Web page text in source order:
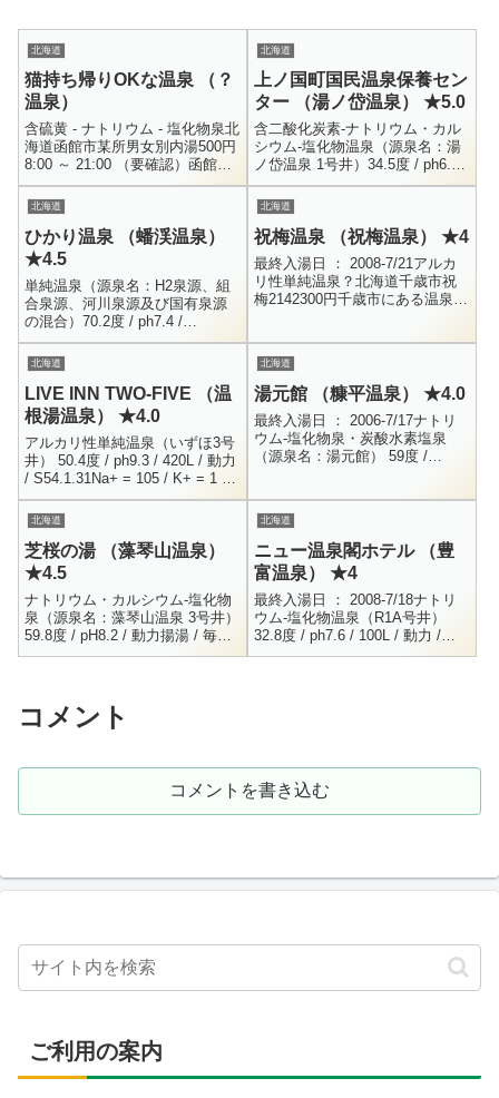
北海道
猫持ち帰りOKな温泉 （？
温泉）
含硫黄 - ナトリウム - 塩化物泉北
海道函館市某所男女別内湯500円
8:00 ～ 21:00 （要確認）函館市
の某所にひっそりとある温泉で
す。今回の函館湯めぐりで、明
林荘と並び特...
北海道
上ノ国町国民温泉保養セン
ター （湯ノ岱温泉） ★5.0
含二酸化炭素-ナトリウム・カル
シウム-塩化物温泉（源泉名：湯
ノ岱温泉 1号井）34.5度 / ph6.8 /
動力揚湯 / R1.12.13Na+ = 1025 /
K+ = 19...
北海道
ひかり温泉 （蟠渓温泉）
★4.5
単純温泉（源泉名：H2泉源、組
合泉源、河川泉源及び国有泉源
の混合）70.2度 / ph7.4 /
H27.7.9Na+ = 214 / K+ = 9.0 /
Mg+ = 0.5 /...
北海道
祝梅温泉 （祝梅温泉） ★4
最終入湯日 ： 2008-7/21アルカ
リ性単純温泉？北海道千歳市祝
梅2142300円千歳市にある温泉で
が倒れているだとか、...
北海道
LIVE INN TWO-FIVE （温
根湯温泉） ★4.0
アルカリ性単純温泉（いずほ3号
井） 50.4度 / ph9.3 / 420L / 動力
/ S54.1.31Na+ = 105 / K+ = 1 /
Mg++ = 0.2 / Ca...
北海道
湯元館 （糠平温泉） ★4.0
最終入湯日 ： 2006-7/17ナトリ
ウム-塩化物泉・炭酸水素塩泉
（源泉名：湯元館） 59度 /
北海道
芝桜の湯 （藻琴山温泉）
★4.5
ナトリウム・カルシウム-塩化物
泉（源泉名：藻琴山温泉 3号井）
59.8度 / pH8.2 / 動力揚湯 / 毎分
200L / H18.11.24Na+ = 2197 /
北海道
ニュー温泉閣ホテル （豊
富温泉） ★4
最終入湯日 ： 2008-7/18ナトリ
ウム-塩化物温泉（R1A号井）
32.8度 / ph7.6 / 100L / 動力 /
H1.5.16Na+ = 3694 / K+ = 2...
コメント
コメントを書き込む
ご利用の案内